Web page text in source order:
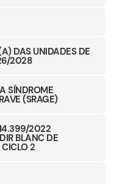
DAS UNIDADES DE
2028
SÍNDROME
(SRAGE)
2022
BLANC DE
2